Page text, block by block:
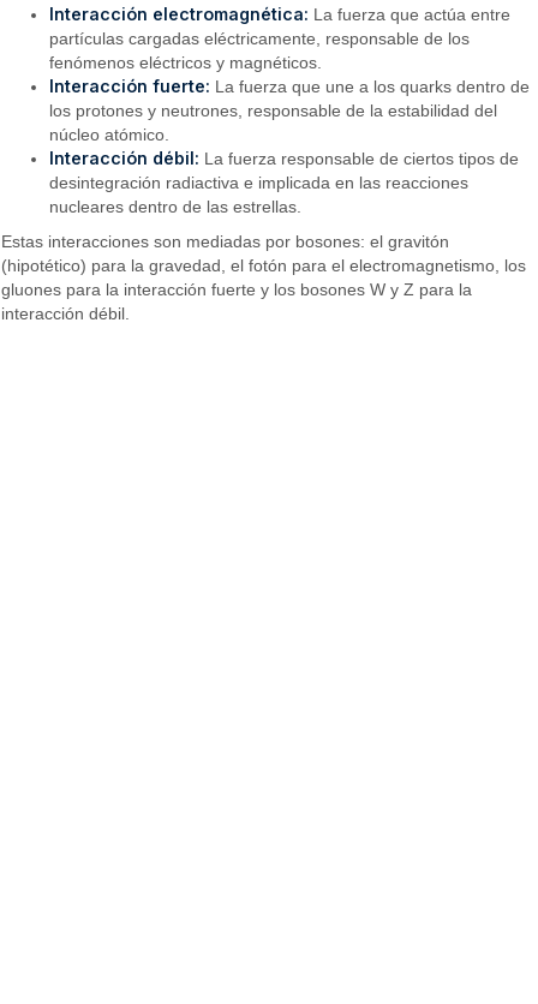
Interacción electromagnética: La fuerza que actúa entre
partículas cargadas eléctricamente, responsable de los
fenómenos eléctricos y magnéticos.
Interacción fuerte: La fuerza que une a los quarks dentro de
los protones y neutrones, responsable de la estabilidad del
núcleo atómico.
Interacción débil: La fuerza responsable de ciertos tipos de
desintegración radiactiva e implicada en las reacciones
nucleares dentro de las estrellas.
Estas interacciones son mediadas por bosones: el gravitón
(hipotético) para la gravedad, el fotón para el electromagnetismo, los
gluones para la interacción fuerte y los bosones W y Z para la
interacción débil.